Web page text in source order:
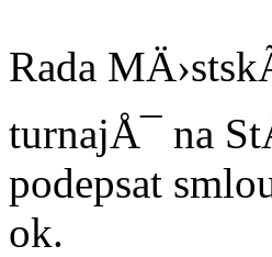
Rada
turnajÅ¯ na
podepsat
ok.